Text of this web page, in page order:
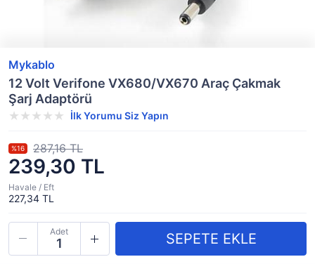
Mykablo
12 Volt Verifone VX680/VX670 Araç Çakmak
Şarj Adaptörü
İlk Yorumu Siz Yapın
239,30 TL
%16 287,16 TL
Havale / Eft
227,34 TL
Adet